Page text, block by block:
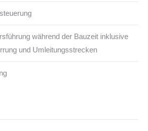
während der Bauzeit inklusive
und Umleitungsstrecken